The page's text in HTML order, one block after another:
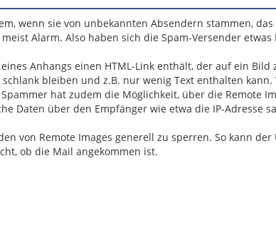
wenn sie von unbekannten Absendern stammen,
Alarm. Also haben sich die Spam-Versender etwas
Anhangs einen HTML-Link enthält, der auf ein Bild
bleiben und z.B. nur wenig Text enthalten kann.
hat zudem die Möglichkeit, über die Remote
Daten über den Empfänger wie etwa die IP-Adresse
von Remote Images generell zu sperren. So kann
ob die Mail angekommen ist.